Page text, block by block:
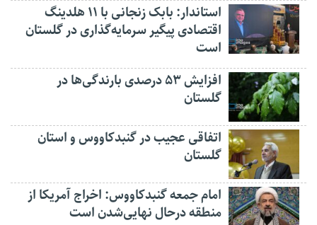
استاندار: بابک زنجانی با ۱۱ هلدینگ
اقتصادی پیگیر سرمایه‌گذاری در گلستان
است
افزایش ۵۳ درصدی بارندگی‌ها در
گلستان
اتفاقی عجیب در‌ گنبدکاووس و استان
گلستان
امام جمعه گنبدکاووس: اخراج آمریکا از
منطقه درحال نهایی‌شدن است